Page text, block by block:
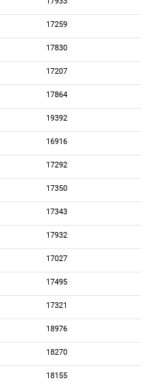
17259
17830
17207
17864
19392
16916
17292
17350
17343
17932
17027
17495
17321
18976
18270
18155